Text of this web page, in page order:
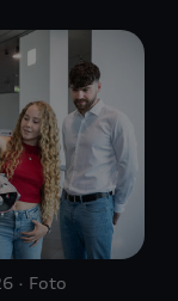
Foto